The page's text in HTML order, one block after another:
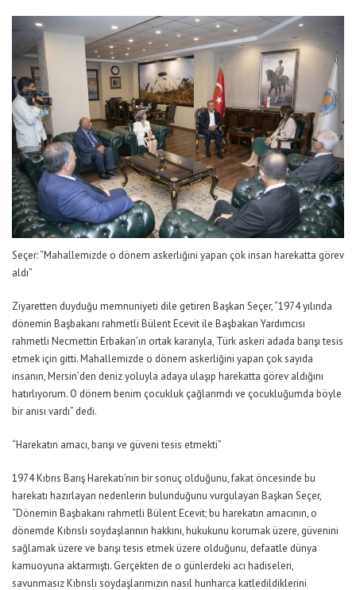
Seçer: “Mahallemizde o dönem askerliğini yapan çok insan harekatta görev
aldı”
Ziyaretten duyduğu memnuniyeti dile getiren Başkan Seçer, “1974 yılında
dönemin Başbakanı rahmetli Bülent Ecevit ile Başbakan Yardımcısı
rahmetli Necmettin Erbakan’ın ortak kararıyla, Türk askeri adada barışı tesis
etmek için gitti. Mahallemizde o dönem askerliğini yapan çok sayıda
insanın, Mersin’den deniz yoluyla adaya ulaşıp harekatta görev aldığını
hatırlıyorum. O dönem benim çocukluk çağlarımdı ve çocukluğumda böyle
bir anısı vardı” dedi.
“Harekatın amacı, barışı ve güveni tesis etmekti”
1974 Kıbrıs Barış Harekatı’nın bir sonuç olduğunu, fakat öncesinde bu
harekatı hazırlayan nedenlerin bulunduğunu vurgulayan Başkan Seçer,
“Dönemin Başbakanı rahmetli Bülent Ecevit; bu harekatın amacının, o
dönemde Kıbrıslı soydaşlarının hakkını, hukukunu korumak üzere, güvenini
sağlamak üzere ve barışı tesis etmek üzere olduğunu, defaatle dünya
kamuoyuna aktarmıştı. Gerçekten de o günlerdeki acı hadiseleri,
savunmasız Kıbrıslı soydaşlarımızın nasıl hunharca katledildiklerini